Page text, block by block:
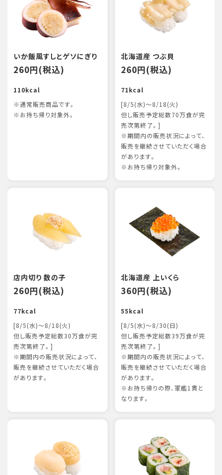
いか飯風すしとゲソにぎり
260円(税込)
110kcal
※通常販売商品です。
※お持ち帰り対象外。
北海道産 つぶ貝
260円(税込)
71kcal
[8/5(水)～8/18(火)
但し販売予定総数70万食が完
売次第終了。]
※期間内の販売状況によって、
販売を継続させていただく場合
があります。
※お持ち帰り対象外。
店内切り 数の子
260円(税込)
77kcal
[8/5(水)～8/18(火)
但し販売予定総数30万食が完
売次第終了。]
※期間内の販売状況によって、
販売を継続させていただく場合
があります。
北海道産 上いくら
360円(税込)
55kcal
[8/5(水)～8/30(日)
但し販売予定総数39万食が完
売次第終了。]
※期間内の販売状況によって、
販売を継続させていただく場合
があります。
※お持ち帰りの際、軍艦1貫と
なります。